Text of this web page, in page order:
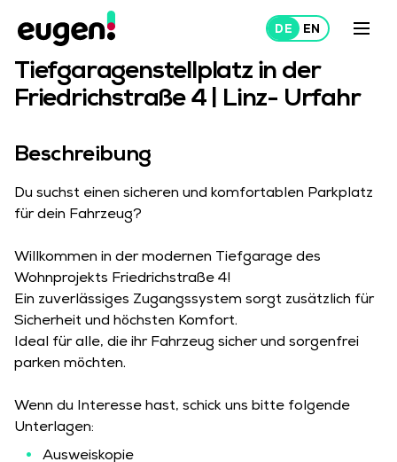
Mieten
Projekte
FRIEDRICHSTRASSE 4, 4040 LINZ
Tiefgaragenstellplatz in der
Friedrichstraße 4 | Linz- Urfahr
Beschreibung
Du suchst einen sicheren und komfortablen Parkplatz
für dein Fahrzeug?
Willkommen in der modernen Tiefgarage des
Wohnprojekts Friedrichstraße 4!
Ein zuverlässiges Zugangssystem sorgt zusätzlich für
Sicherheit und höchsten Komfort.
Ideal für alle, die ihr Fahrzeug sicher und sorgenfrei
parken möchten.
Wenn du Interesse hast, schick uns bitte folgende
Unterlagen:
Ausweiskopie